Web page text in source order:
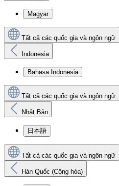
Magyar
Tất cả các quốc gia và ngôn ngữ
Indonesia
Bahasa Indonesia
Tất cả các quốc gia và ngôn ngữ
Nhật Bản
日本語
Tất cả các quốc gia và ngôn ngữ
Hàn Quốc (Cộng hòa)